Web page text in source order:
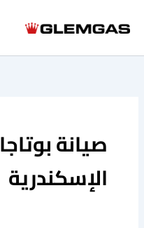
صيانة
الإسكندرية